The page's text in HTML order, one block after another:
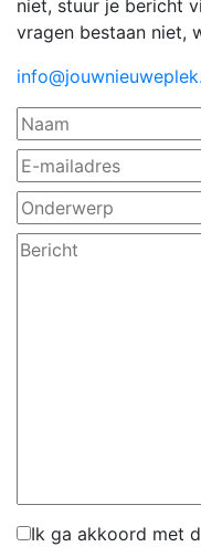
niet, stuur je bericht
vragen bestaan niet,
Ik ga akkoord met